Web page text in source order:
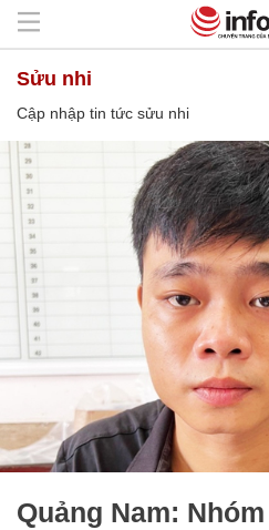
sửu nhi
Cập nhập tin tức sửu nhi
Quảng Nam: